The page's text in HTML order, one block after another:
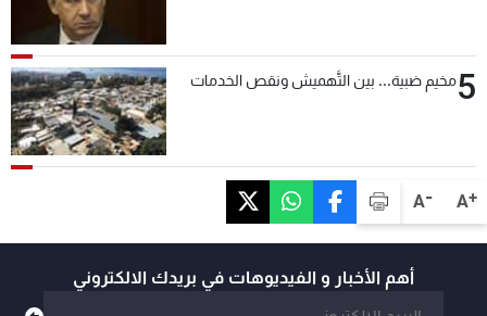
A+
A-
5مخيم ضبية... بين التَّهميش ونقص الخدمات
أهم الأخبار و الفيديوهات في بريدك الالكتروني